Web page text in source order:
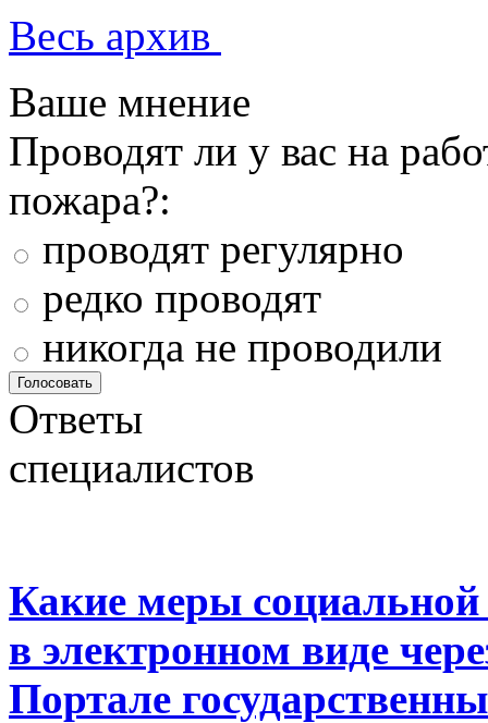
Весь архив
Ваше мнение
Проводят ли у вас на
пожара?:
проводят регулярно
редко проводят
никогда не проводили
Ответы
специалистов
Какие меры
в электронном виде
Портале